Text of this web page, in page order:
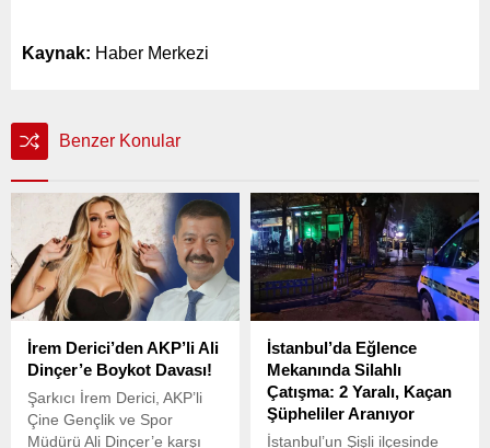
Kaynak: Haber Merkezi
Benzer Konular
İrem Derici’den AKP’li Ali
Dinçer’e Boykot Davası!
Şarkıcı İrem Derici, AKP’li
Çine Gençlik ve Spor
Müdürü Ali Dinçer’e karşı
İstanbul’da Eğlence
Mekanında Silahlı
Çatışma: 2 Yaralı, Kaçan
Şüpheliler Aranıyor
İstanbul’un Şişli ilçesinde